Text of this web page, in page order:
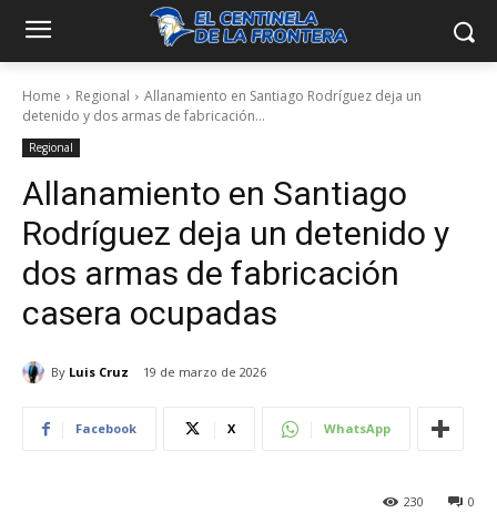
Home Regional
Allanamiento en Santiago Rodríguez deja un
detenido y dos armas de fabricación...
Regional
Allanamiento en Santiago
Rodríguez deja un detenido y
dos armas de fabricación
casera ocupadas
By Luis Cruz 19 de marzo de 2026
Facebook X WhatsApp
0
230